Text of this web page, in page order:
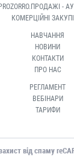
-
КОМЕРЦІЙНІ
НАВЧАННЯ
НОВИНИ
КОНТАКТИ
ПРО НАС
РЕГЛАМЕНТ
ВЕБІНАРИ
ТАРИФИ
від спаму